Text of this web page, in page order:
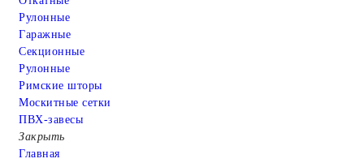
Рулонные
Гаражные
Cекционные
Рулонные
Римские шторы
Москитные сетки
ПВХ-завесы
Закрыть
Главная